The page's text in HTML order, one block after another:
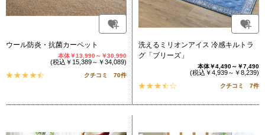
ウール防炎・抗菌カーペット
本体￥13,990～￥30,990
(税込￥15,389～￥34,089)
クチコミ 70件
洗えるミリオンアイス 冷感キルトラ
グ「ブリーズ」
本体￥4,490～￥7,490
(税込￥4,939～￥8,239)
クチコミ 7件